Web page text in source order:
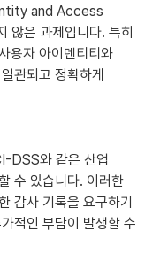
and Access
않은 과제입니다. 특히
용자 아이덴티티와
관되고 정확하게
DSS와 같은 산업
수 있습니다. 이러한
감사 기록을 요구하기
적인 부담이 발생할 수